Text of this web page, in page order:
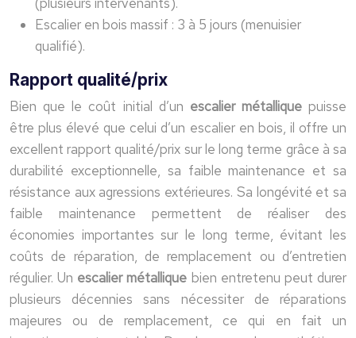
Escalier en bois massif : 3 à 5 jours (menuisier
qualifié).
Rapport qualité/prix
Bien que le coût initial d’un escalier métallique puisse
être plus élevé que celui d’un escalier en bois, il offre un
excellent rapport qualité/prix sur le long terme grâce à sa
durabilité exceptionnelle, sa faible maintenance et sa
résistance aux agressions extérieures. Sa longévité et sa
faible maintenance permettent de réaliser des
économies importantes sur le long terme, évitant les
coûts de réparation, de remplacement ou d’entretien
régulier. Un escalier métallique bien entretenu peut durer
plusieurs décennies sans nécessiter de réparations
majeures ou de remplacement, ce qui en fait un